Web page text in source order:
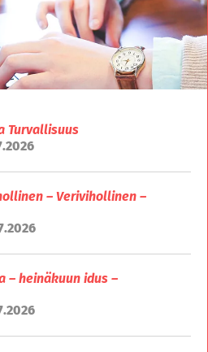
Turvallisuus
– Verivihollinen –
– heinäkuun idus –